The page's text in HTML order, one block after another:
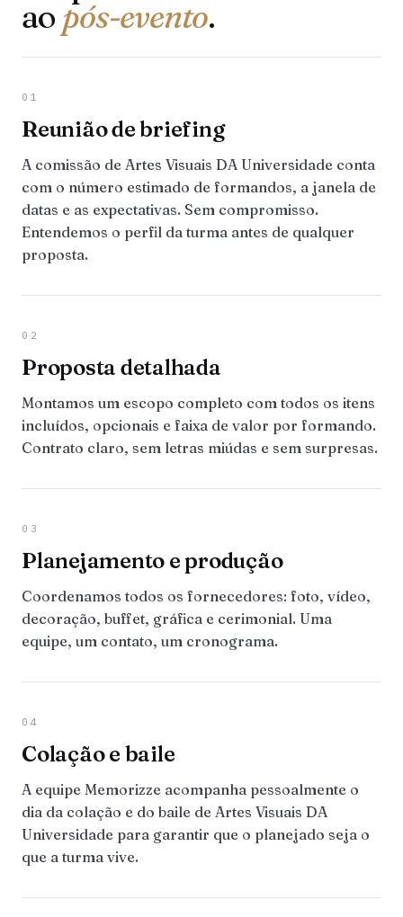
ao pós-evento.
01
Reunião de briefing
A comissão de Artes Visuais DA Universidade conta
com o número estimado de formandos, a janela de
datas e as expectativas. Sem compromisso.
Entendemos o perfil da turma antes de qualquer
proposta.
02
Proposta detalhada
Montamos um escopo completo com todos os itens
incluídos, opcionais e faixa de valor por formando.
Contrato claro, sem letras miúdas e sem surpresas.
03
Planejamento e produção
Coordenamos todos os fornecedores: foto, vídeo,
decoração, buffet, gráfica e cerimonial. Uma
equipe, um contato, um cronograma.
04
Colação e baile
A equipe Memorizze acompanha pessoalmente o
dia da colação e do baile de Artes Visuais DA
Universidade para garantir que o planejado seja o
que a turma vive.